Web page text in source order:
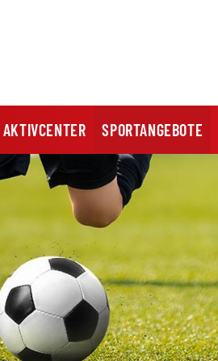
AKTIVCENTER SPORTANGEBOTE